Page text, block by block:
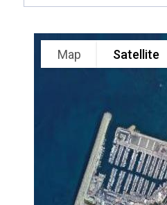
Map Satellite